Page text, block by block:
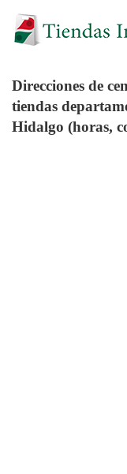
Direcciones de
tiendas
Hidalgo (horas,